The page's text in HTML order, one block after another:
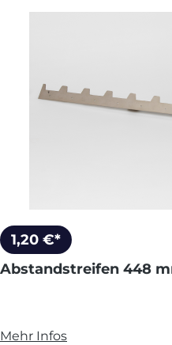
1,20 €*
Abstandstreifen 448
Mehr Infos